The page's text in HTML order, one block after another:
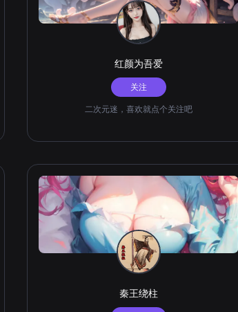
红颜为吾爱
关注
二次元迷，喜欢就点个关注吧
秦王绕柱